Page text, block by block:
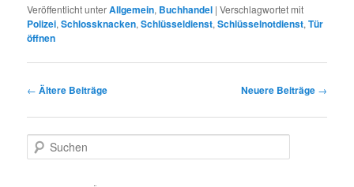
Veröffentlicht unterAllgemein, Buchhandel |Verschlagwortet mit
Polizei,Schlossknacken,Schlüsseldienst,Schlüsselnotdienst,Tür
öffnen
Artikelnavigation
← Ältere Beiträge Neuere Beiträge →
Suchen